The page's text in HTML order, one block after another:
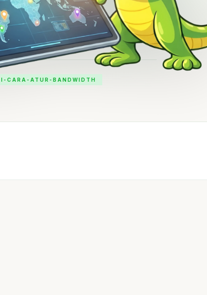
CARA-ATUR-BANDWIDTH